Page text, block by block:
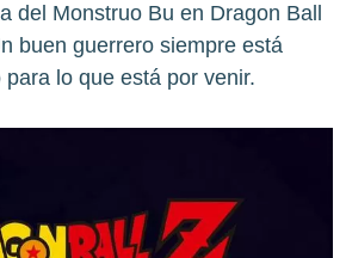
del Monstruo Bu en Dragon Ball
buen guerrero siempre está
para lo que está por venir.